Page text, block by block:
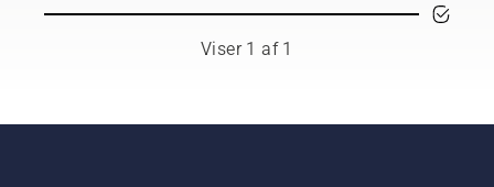
har
Viser 1 af 1